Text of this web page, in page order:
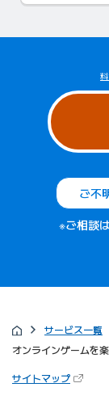
ご不
※ご相談
サービス一覧
オンラインゲームを
サイトマップ（新しい